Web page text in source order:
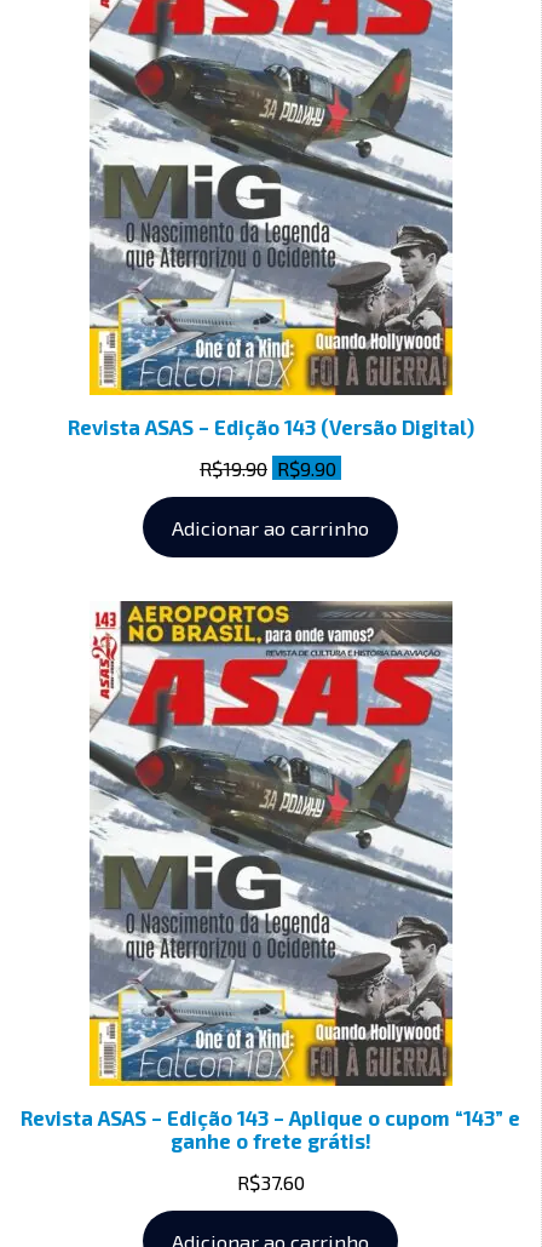
Revista ASAS – Edição 143 (Versão Digital)
R$19.90 R$9.90
Adicionar ao carrinho
Revista ASAS – Edição 143 – Aplique o cupom “143” e
ganhe o frete grátis!
R$37.60
Adicionar ao carrinho